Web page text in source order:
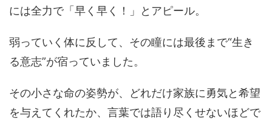
には全力で「早く早く！」とアピール。
弱っていく体に反して、その瞳には最後まで“生き
る意志”が宿っていました。
その小さな命の姿勢が、どれだけ家族に勇気と希望
を与えてくれたか、言葉では語り尽くせないほどで